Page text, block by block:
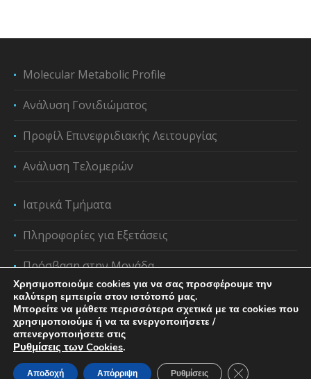
Molecular Metabolic Profile
Ανάλυση Γονιδιώματος
Προφίλ Επινεφριδιακής Λειτουργίας
Ανάλυση Τελομερών
Ιατρικά Τμήματα
Πληροφορίες για Εξετάσεις
Πρόσβαση στην Μονάδα
Χρησιμοποιούμε cookies για να σας προσφέρουμε την
καλύτερη εμπειρία στον ιστότοπό μας.
Μπορείτε να μάθετε περισσότερα σχετικά με τα cookies που
χρησιμοποιούμε ή να τα ενεργοποιήσετε /
απενεργοποιήσετε στις
Ρυθμίσεις των Cookies.
Αποδοχή Απόρριψη Ρυθμίσεις Κλείσιμο του